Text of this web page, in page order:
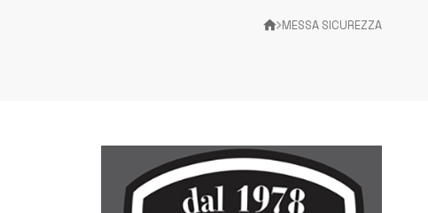
MESSA SICUREZZA